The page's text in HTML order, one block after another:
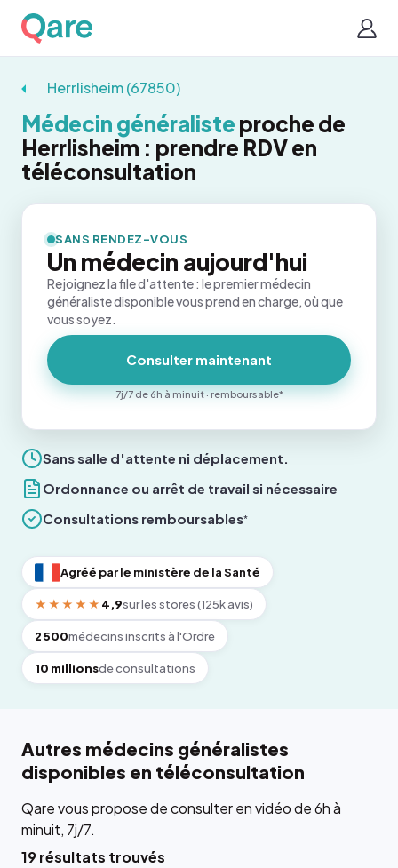
Herrlisheim (67850)
Médecin généraliste proche de
Herrlisheim : prendre RDV en
téléconsultation
Sans salle d'attente ni déplacement.
Ordonnance ou arrêt de travail si nécessaire
Consultations remboursables*
Agréé par le ministère de la Santé
★★★★★ 4,9sur les stores (125k avis)
2 500médecins inscrits à l'Ordre
10 millionsde consultations
SANS RENDEZ-VOUS
Un médecin aujourd'hui
Rejoignez la file d'attente : le premier médecin
généraliste disponible vous prend en charge, où que
vous soyez.
Consulter maintenant
7j/7 de 6h à minuit · remboursable*
Autres médecins généralistes
disponibles en téléconsultation
Qare vous propose de consulter en vidéo de 6h à
minuit, 7j/7.
19 résultats trouvés